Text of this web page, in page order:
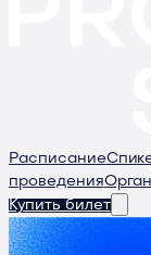
Расписание
проведения
Купить билет